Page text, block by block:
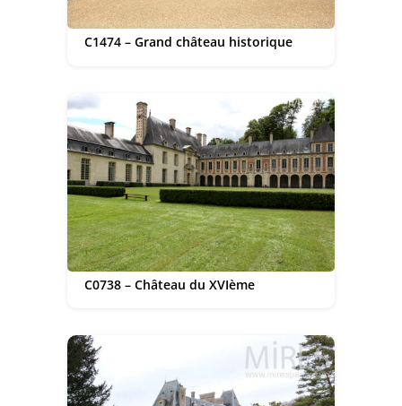
C1474 – Grand château historique
C0738 – Château du XVIème